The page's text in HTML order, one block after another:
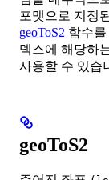
포맷으로 지정
geoToS2 함수
덱스에 해당하
사용할 수 있습
geoToS2